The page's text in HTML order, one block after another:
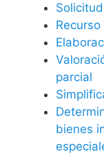
parcial
bienes